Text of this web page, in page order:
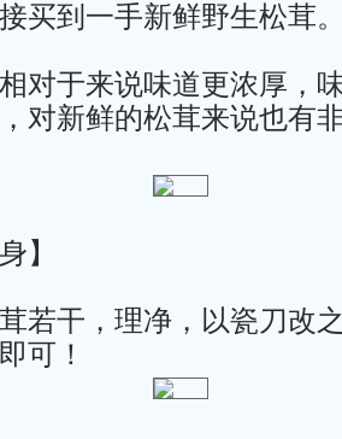
买到一手新鲜野生松茸
于来说味道更浓厚，
对新鲜的松茸来说也有
】
干，理净，以瓷刀改
可！